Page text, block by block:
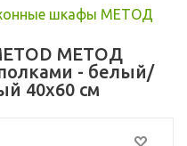
шкафы МЕТОД
МЕТОД
- белый/
40x60 см